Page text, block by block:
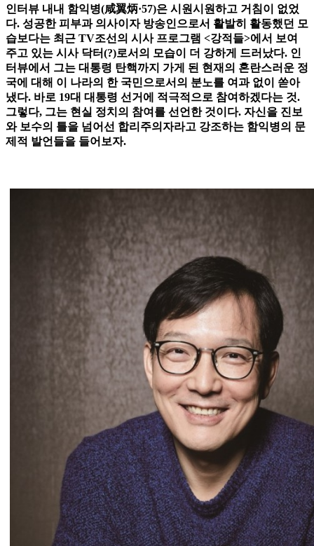
인터뷰 내내 함익병(咸翼炳·57)은 시원시원하고 거침이 없었
다. 성공한 피부과 의사이자 방송인으로서 활발히 활동했던 모
습보다는 최근 TV조선의 시사 프로그램 <강적들>에서 보여
주고 있는 시사 닥터(?)로서의 모습이 더 강하게 드러났다. 인
터뷰에서 그는 대통령 탄핵까지 가게 된 현재의 혼란스러운 정
국에 대해 이 나라의 한 국민으로서의 분노를 여과 없이 쏟아
냈다. 바로 19대 대통령 선거에 적극적으로 참여하겠다는 것.
그렇다, 그는 현실 정치의 참여를 선언한 것이다. 자신을 진보
와 보수의 틀을 넘어선 합리주의자라고 강조하는 함익병의 문
제적 발언들을 들어보자.